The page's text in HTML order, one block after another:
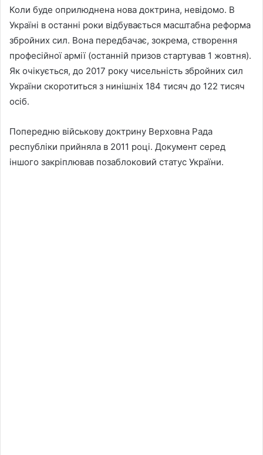
Коли буде оприлюднена нова доктрина, невідомо. В
Україні в останні роки відбувається масштабна реформа
збройних сил. Вона передбачає, зокрема, створення
професійної армії (останній призов стартував 1 жовтня).
Як очікується, до 2017 року чисельність збройних сил
України скоротиться з нинішніх 184 тисяч до 122 тисяч
осіб.
Попередню військову доктрину Верховна Рада
республіки прийняла в 2011 році. Документ серед
іншого закріплював позаблоковий статус України.